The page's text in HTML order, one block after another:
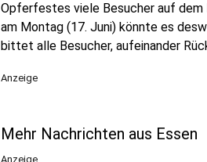
Opferfestes viele Besucher auf dem
am Montag (17. Juni) könnte es
bittet alle Besucher, aufeinander
Anzeige
Mehr Nachrichten aus Essen
Anzeige